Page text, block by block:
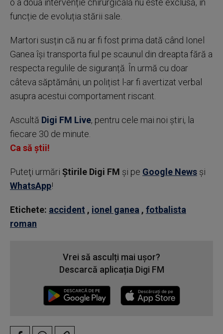
o a doua intervenție chirurgicală nu este exclusă, în
funcție de evoluția stării sale.
Martori susțin că nu ar fi fost prima dată când Ionel
Ganea își transporta fiul pe scaunul din dreapta fără a
respecta regulile de siguranță. În urmă cu doar
câteva săptămâni, un polițist l-ar fi avertizat verbal
asupra acestui comportament riscant.
Ascultă Digi FM Live, pentru cele mai noi știri, la
fiecare 30 de minute.
Ca să știi!
Puteţi urmări Știrile Digi FM şi pe Google News şi
WhatsApp!
Etichete: accident , ionel ganea , fotbalista
roman
Vrei să asculți mai ușor?
Descarcă aplicația Digi FM